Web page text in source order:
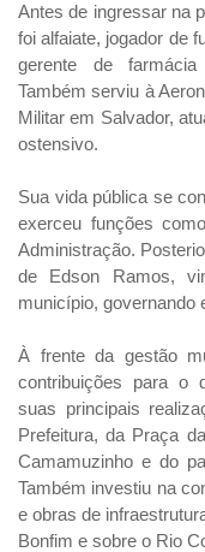
Antes de ingressar na
foi alfaiate, jogador de
gerente de
Também serviu à
Militar em Salvador,
ostensivo.
Sua vida pública se
exerceu funções
Administração.
de Edson Ramos,
município, governando
À frente da gestão
contribuições para o
suas principais
Prefeitura, da Praça
Camamuzinho e do
Também investiu na
e obras de
Bonfim e sobre o Rio